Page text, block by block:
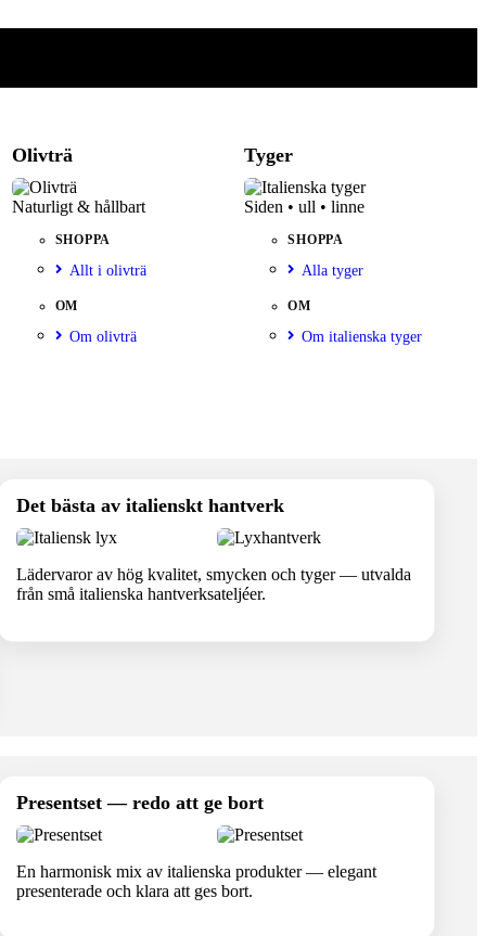
Olivträ
Naturligt & hållbart
SHOPPA
Allt i olivträ
OM
Om olivträ
Tyger
Siden • ull • linne
SHOPPA
Alla tyger
OM
Om italienska tyger
Det bästa av italienskt hantverk
Lädervaror av hög kvalitet, smycken och tyger — utvalda
från små italienska hantverksateljéer.
Presentset — redo att ge bort
En harmonisk mix av italienska produkter — elegant
presenterade och klara att ges bort.